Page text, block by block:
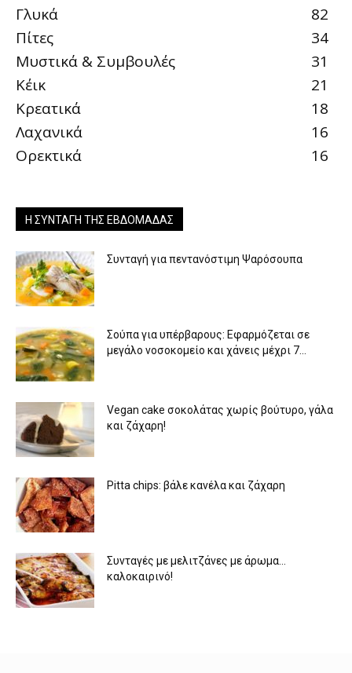
Γλυκά
82
Πίτες
34
Μυστικά & Συμβουλές
31
Κέικ
21
Κρεατικά
18
Λαχανικά
16
Ορεκτικά
16
Η ΣΥΝΤΑΓΉ ΤΗΣ ΕΒΔΟΜΆΔΑΣ
Συνταγή για πεντανόστιμη Ψαρόσουπα
Σούπα για υπέρβαρους: Εφαρμόζεται σε
μεγάλο νοσοκομείο και χάνεις μέχρι 7...
Vegan cake σοκολάτας χωρίς βούτυρο, γάλα
και ζάχαρη!
Pitta chips: βάλε κανέλα και ζάχαρη
Συνταγές με μελιτζάνες με άρωμα…
καλοκαιρινό!